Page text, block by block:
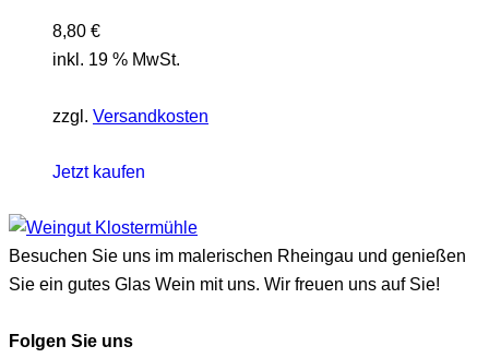
8,80 €
inkl. 19 % MwSt.
zzgl. Versandkosten
Jetzt kaufen
Besuchen Sie uns im malerischen Rheingau und genießen
Sie ein gutes Glas Wein mit uns. Wir freuen uns auf Sie!
Folgen Sie uns